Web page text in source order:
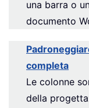
una barra o
documento
completa
Le colonne
della